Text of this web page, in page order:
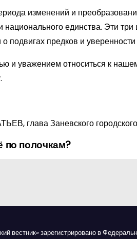
изменений и
национального единства. Эти
о подвигах предков и
и уважением относиться к
глава Заневского
по полочкам?
вестник» зарегистрировано в